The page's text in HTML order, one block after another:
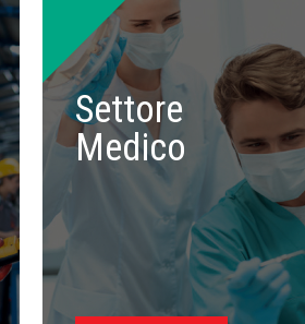
Settore
Medico